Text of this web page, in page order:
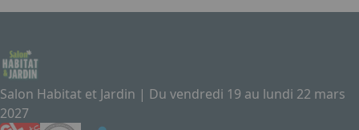
Salon Habitat et Jardin | Du vendredi 19 au lundi 22 mars
2027